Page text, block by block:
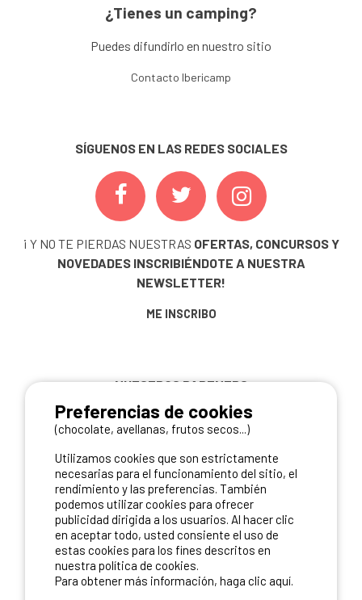
¿Tienes un camping?
Puedes difundirlo en nuestro sitio
Contacto Ibericamp
SÍGUENOS EN LAS REDES SOCIALES
¡ Y NO TE PIERDAS NUESTRAS OFERTAS, CONCURSOS Y
NOVEDADES INSCRIBIÉNDOTE A NUESTRA
NEWSLETTER!
ME INSCRIBO
NUESTROS PARTNERS
Preferencias de cookies
(chocolate, avellanas, frutos secos...)
Utilizamos cookies que son estrictamente
necesarias para el funcionamiento del sitio, el
rendimiento y las preferencias. También
podemos utilizar cookies para ofrecer
publicidad dirigida a los usuarios. Al hacer clic
en aceptar todo, usted consiente el uso de
estas cookies para los fines descritos en
nuestra política de cookies.
Para obtener más información, haga clic aquí.